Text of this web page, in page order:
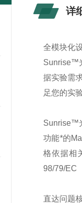
详
全模块化
Sunrise™
据实验需
足您的实
Sunrise™
功能*的
格依据相
98/79/EC
直达问题